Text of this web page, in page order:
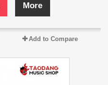
More
Add to Compare